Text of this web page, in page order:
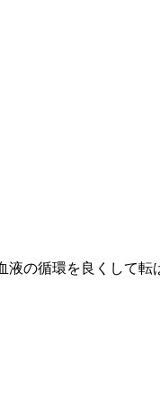
の循環を良くして転